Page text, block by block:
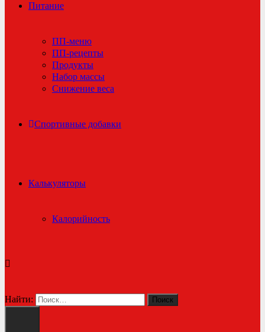
Питание
ПП-меню
ПП-рецепты
Продукты
Набор массы
Снижение веса
Спортивные добавки
Калькуляторы
Калорийность
Найти: